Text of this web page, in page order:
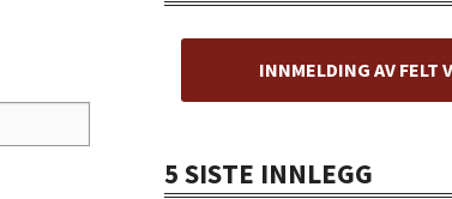
INNMELDING AV FELT
5 SISTE INNLEGG